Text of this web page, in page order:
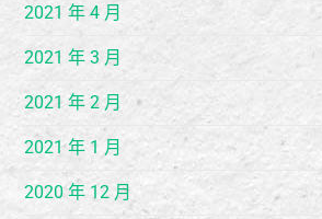
2021 年 4 月
2021 年 3 月
2021 年 2 月
2021 年 1 月
2020 年 12 月